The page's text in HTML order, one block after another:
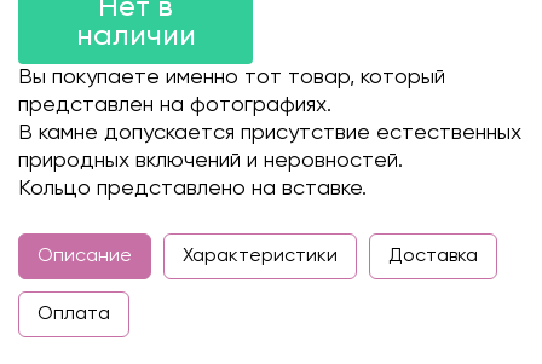
Нет в
наличии
Вы покупаете именно тот товар, который
представлен на фотографиях.
В камне допускается присутствие естественных
природных включений и неровностей.
Кольцо представлено на вставке.
Описание Характеристики Доставка
Оплата